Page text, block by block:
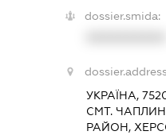
dossier.smida:
УКРАЇНА,
СМТ.
РАЙОН,